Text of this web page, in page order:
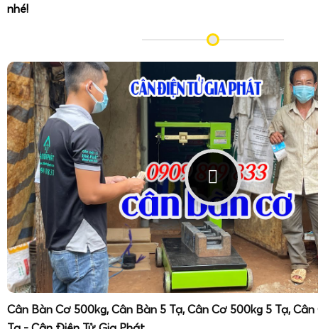
nhé!
Cân Bàn Cơ 500kg, Cân Bàn 5 Tạ, Cân Cơ 500kg 5 Tạ,